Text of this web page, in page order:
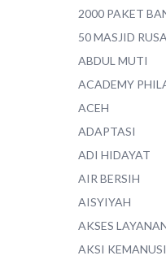
2000 PAKET
50 MASJID
ABDUL MUTI
ACADEMY
ACEH
ADAPTASI
ADI HIDAYAT
AIR BERSIH
AISYIYAH
AKSES
AKSI